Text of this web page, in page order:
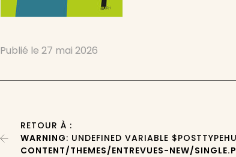
Publié le27 mai 2026
RETOUR À :
WARNING: UNDEFINED VARIABLE
CONTENT/THEMES/ENTREVUES-NEW/